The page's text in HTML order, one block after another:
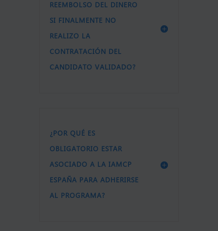
REEMBOLSO DEL DINERO
SI FINALMENTE NO
REALIZO LA
CONTRATACIÓN DEL
CANDIDATO VALIDADO?
¿POR QUÉ ES
OBLIGATORIO ESTAR
ASOCIADO A LA IAMCP
ESPAÑA PARA ADHERIRSE
AL PROGRAMA?